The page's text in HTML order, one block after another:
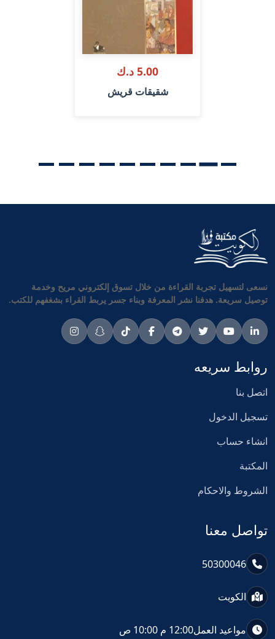
5.00 د.ك
شقيقات قريش
نسعى لتسهيل تجربة القراءة من خلال تسوق إلكتروني مريح وخدمة
توصيل سريعة. هدفنا نشر المعرفة وبناء جسر يربط القراء بشغفهم للكتب.
روابط سريعه
اتصل بنا
تسجيل الدخول
انشاء حساب
المكتبة
الشروط والاحكام
تواصل معنا
50300046
الكويت
مواعيد العمل12:00 م 10:00 ص